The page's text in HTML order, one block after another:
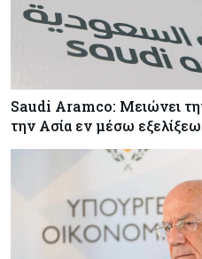
Saudi Aramco: Μειώνει
την Ασία εν μέσω